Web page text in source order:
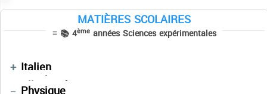
MATIÈRES SCOLAIRES
≡ 📚 4èmeannées Sciences expérimentales
Français
Devoirs
Italien
Devoirs
فلسفة
Devoirs
Allemand
Manuels Scolaires
Sujets BAC PRATIQUE
Résumés
Séries